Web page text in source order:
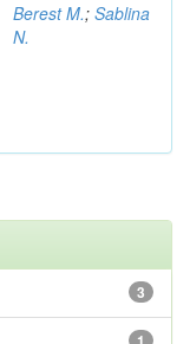
Berest M.; Sablina
N.
3